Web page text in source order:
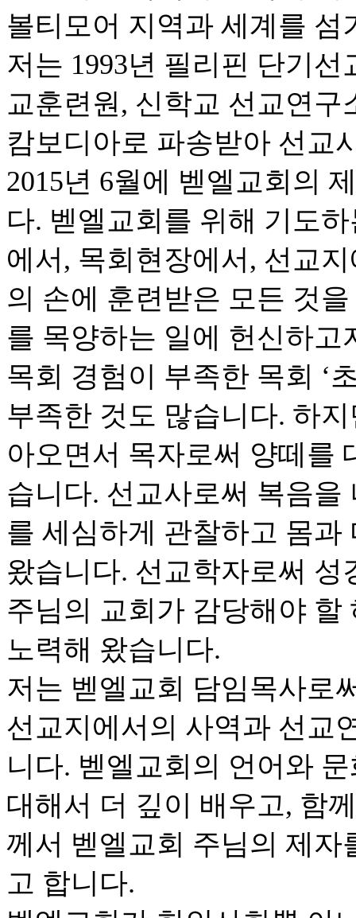
볼티모어 지역과 세계를
저는 1993년 필리핀 단기
교훈련원, 신학교 선교연구
캄보디아로 파송받아 선교
2015년 6월에 벧엘교회의
다. 벧엘교회를 위해 기도
에서, 목회현장에서, 선교
의 손에 훈련받은 모든 것
를 목양하는 일에 헌신하
목회 경험이 부족한 목회 ‘
부족한 것도 많습니다. 하
아오면서 목자로써 양떼를
습니다. 선교사로써 복음
를 세심하게 관찰하고 몸
왔습니다. 선교학자로써
주님의 교회가 감당해야
노력해 왔습니다.
저는 벧엘교회 담임목사로
선교지에서의 사역과 선교
니다. 벧엘교회의 언어와
대해서 더 깊이 배우고, 함
께서 벧엘교회 주님의 제
고 합니다.